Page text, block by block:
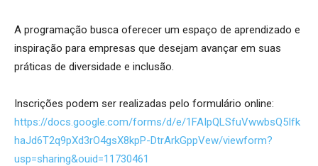
A programação busca oferecer um espaço de aprendizado e
inspiração para empresas que desejam avançar em suas
práticas de diversidade e inclusão.
Inscrições podem ser realizadas pelo formulário online:
https://docs.google.com/forms/d/e/1FAIpQLSfuVwwbsQ5Ifk
haJd6T2q9pXd3rO4gsX8kpP-DtrArkGppVew/viewform?
usp=sharing&ouid=11730461